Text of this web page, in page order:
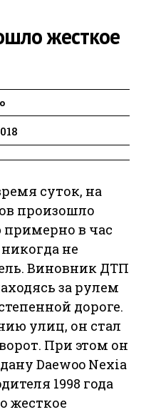
жесткое
суток, на
произошло
в час
не
Виновник ДТП
за рулем
дороге.
улиц, он стал
При этом он
Daewoo Nexia
1998 года
жесткое